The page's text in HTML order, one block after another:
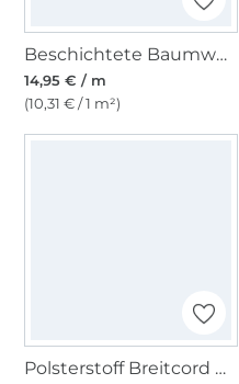
Beschichtete Baumwolle Abstract Shapes, flieder
14,95 € / m
(10,31 € / 1 m²)
Polsterstoff Breitcord Cozy, blassgrün